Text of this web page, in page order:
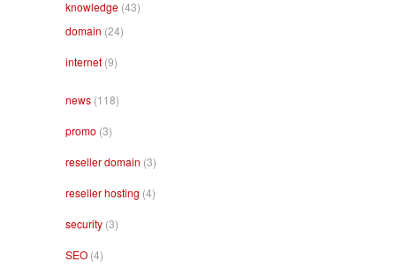
knowledge (43)
domain (24)
internet (9)
news (118)
promo (3)
reseller domain (3)
reseller hosting (4)
security (3)
SEO (4)